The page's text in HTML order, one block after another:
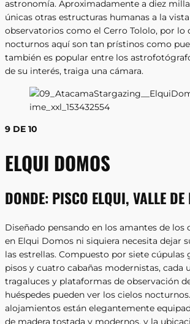
astronomía. Aproximadamente a diez
únicas otras estructuras humanas a la
observatorios como el Cerro Tololo, por lo
nocturnos aquí son tan prístinos como
también es popular entre los
de su interés, traiga una cámara.
9 DE 10
ELQUI DOMOS
DONDE: PISCO ELQUI, VALLE DE
Diseñado pensando en los amantes de los
en Elqui Domos ni siquiera necesita dejar
las estrellas. Compuesto por siete cúpulas
pisos y cuatro cabañas modernistas, cada
tragaluces y plataformas de observación
huéspedes pueden ver los cielos
alojamientos están elegantemente
de madera tostada y modernos, y la